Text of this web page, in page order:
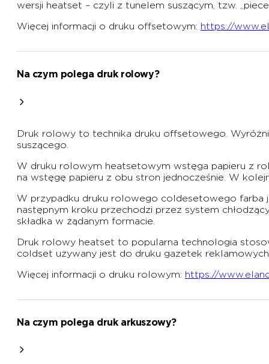
wersji heatset – czyli z tunelem suszącym, tzw.
Więcej informacji o druku offsetowym: https://
Na czym polega druk rolowy?
Druk rolowy to technika druku offsetowego.
suszącego.
W druku rolowym heatsetowym wstęga papieru z
na wstęgę papieru z obu stron jednocześnie. W
W przypadku druku rolowego coldesetowego farba
następnym kroku przechodzi przez system
składka w żądanym formacie.
Druk rolowy heatset to popularna technologia
coldset używany jest do druku gazetek reklamowych
Więcej informacji o druku rolowym: https://
Na czym polega druk arkuszowy?